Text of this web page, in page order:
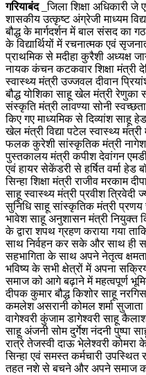
गरियाबंद_जिला शिक्षा अधिकारी
शासकीय उत्कृष्ट अंग्रेजी माध्यम
बौद्ध के मार्गदर्शन में बाल संसद का
के विद्यार्थियों में रचनात्मक एवं
प्राथमिक से मदीहा कुरैशी अध्यक्ष
नायक कंचन कटकवार शिक्षा मंत्री
स्वास्थ्य मंत्री उज्जवल दीवान
बौद्ध योशिका साहू खेल मंत्री रेणुका
संस्कृति मंत्री लावण्या सोनी
किए गए माध्यमिक से दिव्यांश साहू
खेल मंत्री विद्या पटेल स्वास्थ्य
फलक कुरेशी सांस्कृतिक मंत्री नागेश
पुस्तकालय मंत्री कपीश देवांगन
एवं हायर सेकेंडरी से हर्षित वर्मा हेड
सिन्हा शिक्षा मंत्री राजीव मरकाम
साहू स्वास्थ्य मंत्री प्रवीश त्रिवेदी
सुनिधि साहू सांस्कृतिक मंत्री प्रणय
भावेश साहू अनुशासन मंत्री नियुक्त
के द्वारा शपथ ग्रहण कराया गया
साथ निर्वहन कर सके और साथ ही
सहभागिता के साथ अपने नेतृत्व
भविष्य के सभी क्षेत्रों में अपना
समाज को आगे बढ़ाने में महत्वपूर्ण
दीपक कुमार बौद्ध किशोर साहू
कमलेश असरानी कोमल शर्मा सुजाता
वागेश्वरी कुंजाम डागेश्वरी साहू
साहू अंजनी सोम दुर्गेश नंदनी पुष्पा
रात्रे तेजस्वी दाऊ भेलेश्वरी कोमरा
सिन्हा एवं समस्त कर्मचारी
तहत नशे से बचने और अपने समाज